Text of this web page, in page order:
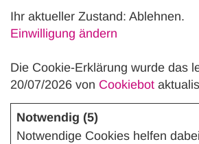
Ihr aktueller Zustand: Ablehnen.
Einwilligung ändern
Die Cookie-Erklärung wurde das
20/07/2026 von Cookiebot
Notwendig (5)
Notwendige Cookies helfen